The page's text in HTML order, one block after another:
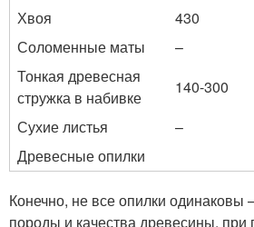
Хвоя
430
Соломенные маты
–
Тонкая древесная
стружка в набивке
140-300
Сухие листья
–
Древесные опилки
Конечно, не все опилки одинаковы
породы и качества древесины, при